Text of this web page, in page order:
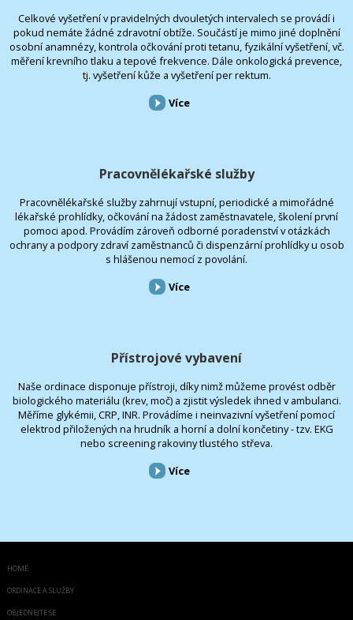
Celkové vyšetření v pravidelných dvouletých intervalech se provádí i
pokud nemáte žádné zdravotní obtíže. Součástí je mimo jiné doplnění
osobní anamnézy, kontrola očkování proti tetanu, fyzikální vyšetření, vč.
měření krevního tlaku a tepové frekvence. Dále onkologická prevence,
tj. vyšetření kůže a vyšetření per rektum.
Více
Pracovnělékařské služby
Pracovnělékařské služby zahrnují vstupní, periodické a mimořádné
lékařské prohlídky, očkování na žádost zaměstnavatele, školení první
pomoci apod. Provádím zároveň odborné poradenství v otázkách
ochrany a podpory zdraví zaměstnanců či dispenzární prohlídky u osob
s hlášenou nemocí z povolání.
Více
Přístrojové vybavení
Naše ordinace disponuje přístroji, díky nimž můžeme provést odběr
biologického materiálu (krev, moč) a zjistit výsledek ihned v ambulanci.
Měříme glykémii, CRP, INR. Provádíme i neinvazivní vyšetření pomocí
elektrod přiložených na hrudník a horní a dolní končetiny - tzv. EKG
nebo screening rakoviny tlustého střeva.
Více
HOME
ORDINACE A SLUŽBY
OBJEDNEJTE SE